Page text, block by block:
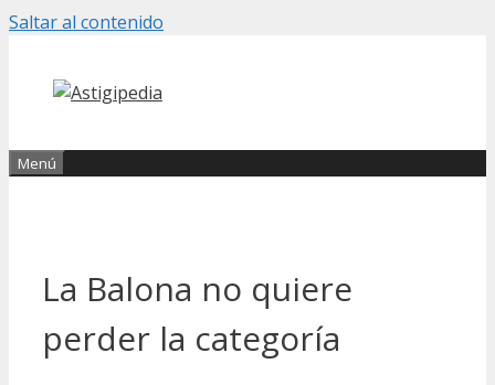
Saltar al contenido
Menú
La Balona no quiere
perder la categoría